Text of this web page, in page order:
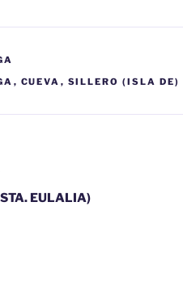
, CUEVA , SILLERO (ISLA DE)
EULALIA)